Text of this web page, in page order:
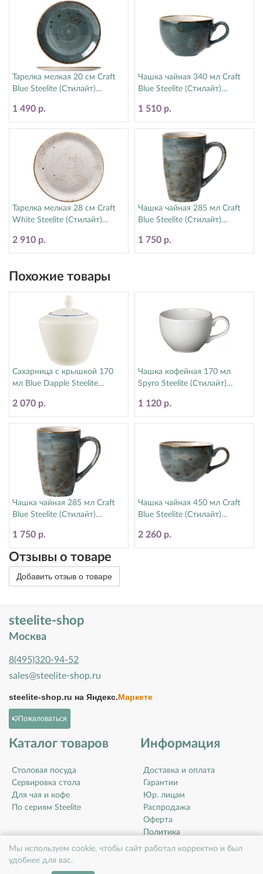
Мы используем cookie, чтобы сайт работал корректно и был
удобнее для вас.
Тарелка мелкая 20 см Craft
Blue Steelite (Стилайт)
1 490 р.
Чашка чайная 340 мл Craft
Blue Steelite (Стилайт)
1 510 р.
Тарелка мелкая 28 см Craft
White Steelite (Стилайт)
2 910 р.
Чашка чайная 285 мл Craft
Blue Steelite (Стилайт)
1 750 р.
Похожие товары
Сахарница с крышкой 170
мл Blue Dapple Steelite
2 070 р.
Чашка кофейная 170 мл
Spyro Steelite (Стилайт)
1 120 р.
Чашка чайная 285 мл Craft
Blue Steelite (Стилайт)
1 750 р.
Чашка чайная 450 мл Craft
Blue Steelite (Стилайт)
2 260 р.
Отзывы о товаре
Добавить отзыв о товаре
steelite-shop
Москва
8(495)320-94-52
sales@steelite-shop.ru
steelite-shop.ru на Яндекс.Маркете
Пожаловаться
Каталог товаров
Столовая посуда
Сервировка стола
Для чая и кофе
По сериям Steelite
Информация
Доставка и оплата
Гарантии
Юр. лицам
Распродажа
Оферта
Политика
конфиденциальности